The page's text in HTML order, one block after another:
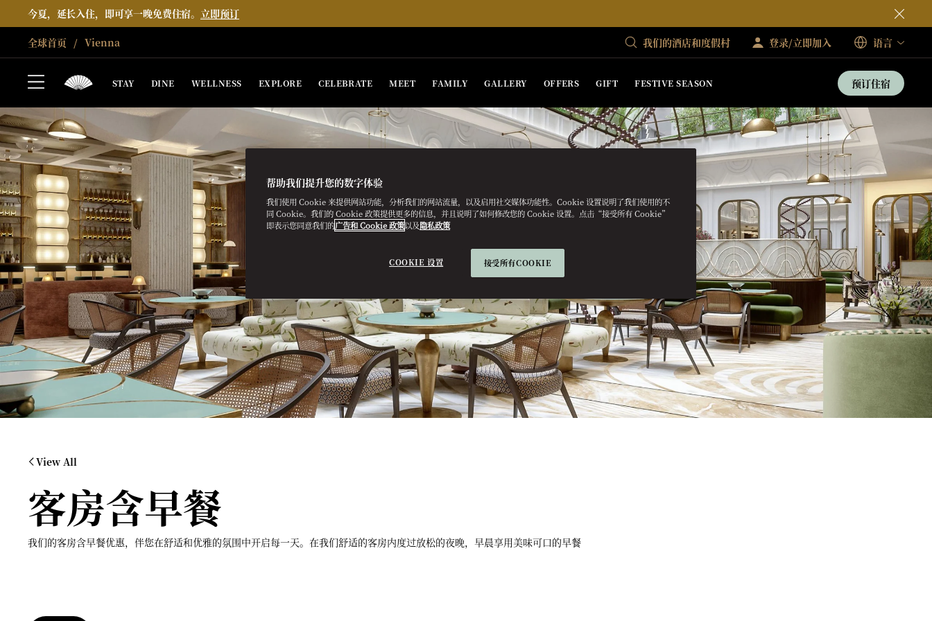
今夏，延长入住，即可享一晚免费住宿。 立即预订
全球首页 Vienna 我们的酒店和度假村 登录/立即加入 语言
STAY DINE WELLNESS EXPLORE CELEBRATE MEET FAMILY GALLERY OFFERS GIFT FESTIVE SEASON 预订住宿
View All
客房含早餐
我们的客房含早餐优惠，伴您在舒适和优雅的氛围中开启每一天。在我们舒适的客房内度过放松的夜晚，早晨享用美味可口的早餐
帮助我们提升您的数字体验
我们使用 Cookie 来提供网站功能，分析我们的网站流量，以及启用社交媒体功能性。Cookie 设置说明了我们使用的不
同 Cookie。我们的 Cookie 政策提供更多的信息，并且说明了如何修改您的 Cookie 设置。点击“接受所有 Cookie”
即表示您同意我们的广告和 Cookie 政策以及隐私政策
COOKIE 设置 接受所有COOKIE